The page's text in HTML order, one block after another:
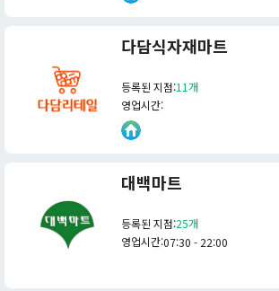
다담식자재마트
등록된 지점:11개
영업시간:
대백마트
등록된 지점:25개
영업시간:07:30 - 22:00